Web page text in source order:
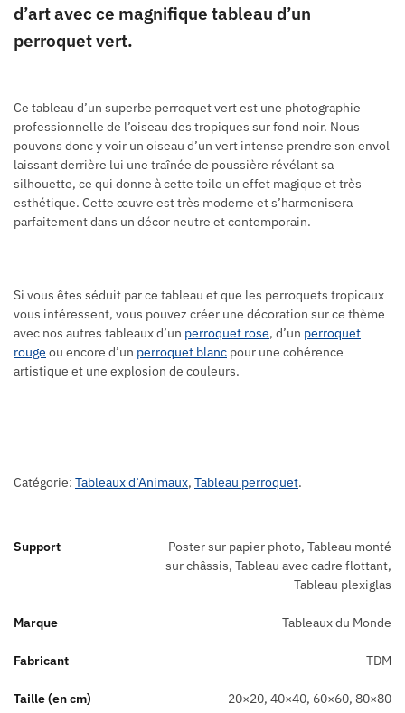
d’art avec ce magnifique tableau d’un
perroquet vert.
Ce tableau d’un superbe perroquet vert est une photographie
professionnelle de l’oiseau des tropiques sur fond noir. Nous
pouvons donc y voir un oiseau d’un vert intense prendre son envol
laissant derrière lui une traînée de poussière révélant sa
silhouette, ce qui donne à cette toile un effet magique et très
esthétique. Cette œuvre est très moderne et s’harmonisera
parfaitement dans un décor neutre et contemporain.
Si vous êtes séduit par ce tableau et que les perroquets tropicaux
vous intéressent, vous pouvez créer une décoration sur ce thème
avec nos autres tableaux d’un perroquet rose, d’un perroquet
rouge ou encore d’un perroquet blanc pour une cohérence
artistique et une explosion de couleurs.
Catégorie: Tableaux d’Animaux, Tableau perroquet.
Support
Poster sur papier photo, Tableau monté
sur châssis, Tableau avec cadre flottant,
Tableau plexiglas
Marque Tableaux du Monde
Fabricant TDM
Taille (en cm) 20×20, 40×40, 60×60, 80×80